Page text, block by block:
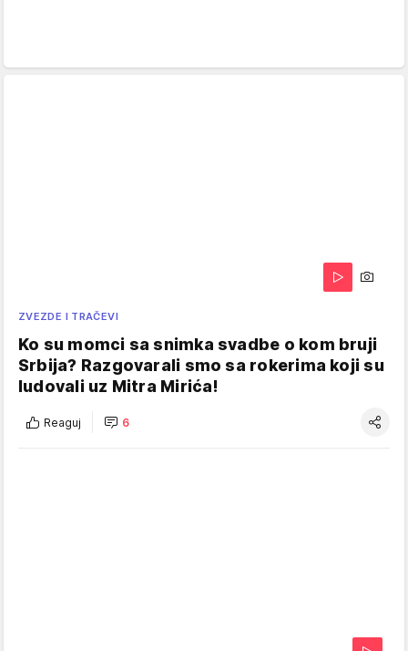
ZVEZDE I TRAČEVI
Ko su momci sa snimka svadbe o kom bruji
Srbija? Razgovarali smo sa rokerima koji su
ludovali uz Mitra Mirića!
Reaguj 6